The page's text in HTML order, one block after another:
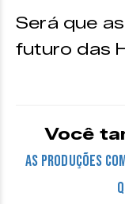
Será que
futuro das
Você
As produções